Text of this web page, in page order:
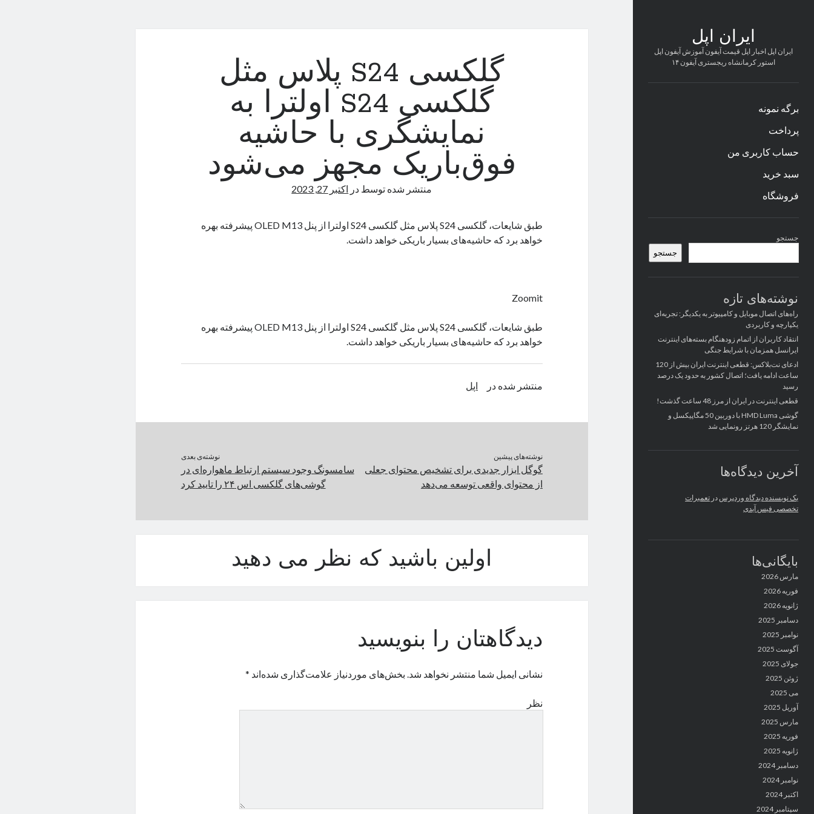
ایران اپل
ایران اپل اخبار اپل قیمت آیفون آموزش آیفون اپل
استور کرمانشاه ریجستری آیفون ۱۴
برگه نمونه
پرداخت
حساب کاربری من
سبد خرید
فروشگاه
کناری
جستجو
جستجو
نوشته‌های تازه
راه‌های اتصال موبایل و کامپیوتر به یکدیگر: تجربه‌ای
یکپارچه و کاربردی
انتقاد کاربران از اتمام زودهنگام بسته‌های اینترنت
ایرانسل همزمان با شرایط جنگی
ادعای نت‌بلاکس: قطعی اینترنت ایران بیش از 120
ساعت ادامه یافت؛ اتصال کشور به حدود یک درصد
رسید
قطعی اینترنت در ایران از مرز 48 ساعت گذشت!
گوشی HMD Luma با دوربین 50 مگاپیکسل و
نمایشگر 120 هرتز رونمایی شد
آخرین دیدگاه‌ها
یک نویسنده دیدگاه وردپرس در تعمیرات
تخصصی فیس آیدی
بایگانی‌ها
مارس 2026
فوریه 2026
ژانویه 2026
دسامبر 2025
نوامبر 2025
آگوست 2025
جولای 2025
ژوئن 2025
می 2025
آوریل 2025
مارس 2025
فوریه 2025
ژانویه 2025
دسامبر 2024
نوامبر 2024
اکتبر 2024
سپتامبر 2024
گلکسی S24 پلاس مثل
گلکسی S24 اولترا به
نمایشگری با حاشیه
فوق‌باریک مجهز می‌شود
منتشر شده توسط در اکتبر 27, 2023
طبق شایعات، گلکسی S24 پلاس مثل گلکسی S24 اولترا از پنل OLED M13 پیشرفته بهره
خواهد برد که حاشیه‌های بسیار باریکی خواهد داشت.
Zoomit
طبق شایعات، گلکسی S24 پلاس مثل گلکسی S24 اولترا از پنل OLED M13 پیشرفته بهره
خواهد برد که حاشیه‌های بسیار باریکی خواهد داشت.
منتشر شده در اپل
نوشته‌های پیشین
گوگل ابزار جدیدی برای تشخیص محتوای جعلی
از محتوای واقعی توسعه می‌دهد
نوشته‌ی بعدی
سامسونگ وجود سیستم ارتباط ماهواره‌ای در
گوشی‌های گلکسی اس ۲۴ را تایید کرد
اولین باشید که نظر می دهید
دیدگاهتان را بنویسید
نشانی ایمیل شما منتشر نخواهد شد. بخش‌های موردنیاز علامت‌گذاری شده‌اند *
نظر